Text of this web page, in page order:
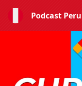
Podcast Peru